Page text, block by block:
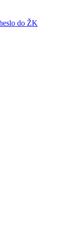
do ŽK